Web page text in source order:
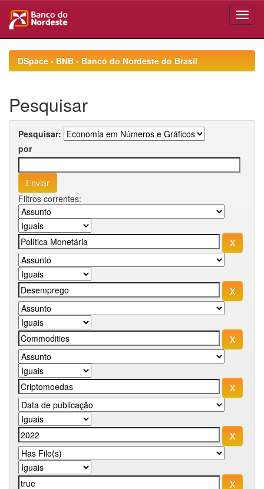
navigationDSpace - BNB - Banco do Nordeste do Brasil
Pesquisar
Pesquisar:
por
Filtros correntes: